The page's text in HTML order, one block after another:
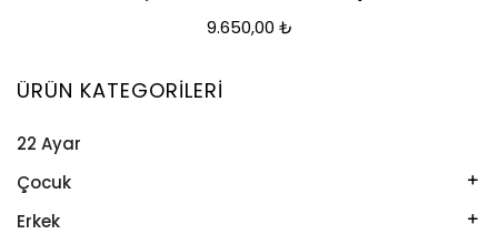
9.650,00 ₺
ÜRÜN KATEGORILERI
22 Ayar
Çocuk
Kelepçe
Erkek